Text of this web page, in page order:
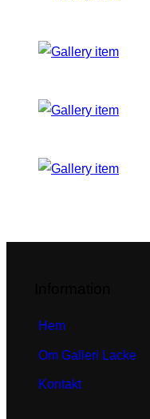
Hem
Om Galleri Lacke
Kontakt